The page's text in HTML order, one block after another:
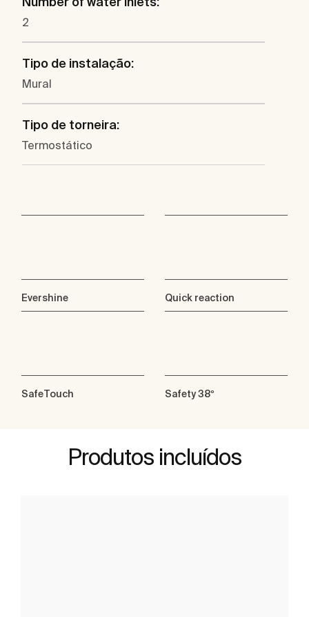
2
Tipo de instalação:
Mural
Tipo de torneira:
Termostático
Evershine Quick reaction
SafeTouch Safety 38º
Produtos incluídos